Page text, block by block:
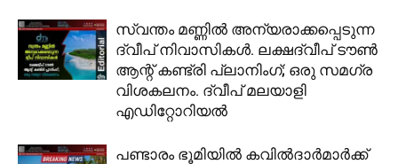
സ്വന്തം മണ്ണിൽ അന്യരാക്കപ്പെടുന്ന
ദ്വീപ് നിവാസികൾ. ലക്ഷദ്വീപ് ടൗൺ
ആന്റ് കണ്ട്രി പ്ലാനിംഗ്; ഒരു സമഗ്ര
വിശകലനം. ദ്വീപ് മലയാളി
എഡിറ്റോറിയൽ
പണ്ടാരം ഭൂമിയിൽ കവിൽദാർമാർക്ക്